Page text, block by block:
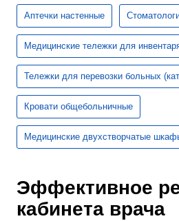
Аптечки настенные
Медицинские тележки для
Тележки для перевозки больных
Кровати общебольничные
Медицинские двухстворчатые
Эффективное
кабинета врача